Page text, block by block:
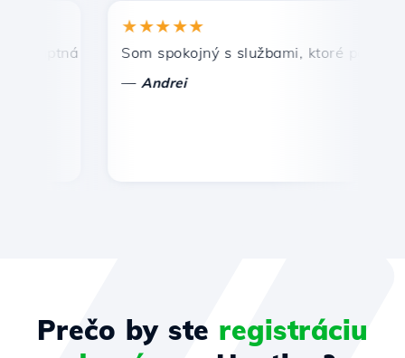
a efektívna technická podpora.
★★★★★
Som spokojný s službami, ktoré ponúka
Andrei
Prečo by ste registráciu